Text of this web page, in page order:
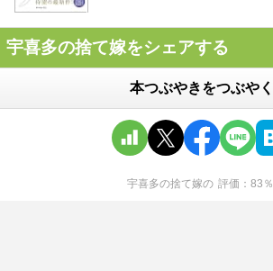
宇喜多の捨て嫁をシェアする
本つぶやきをつぶやく
宇喜多の捨て嫁の 評価 83 ％